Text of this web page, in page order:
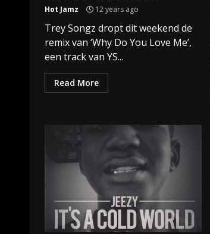
Hot Jamz 12 years ago
Trey Songz dropt dit weekend de
remix van ‘Why Do You Love Me’,
een track van YS...
Read More